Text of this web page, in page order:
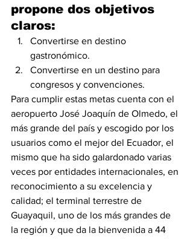
propone dos objetivos
claros:
Convertirse en destino
gastronómico.
Convertirse en un destino para
congresos y convenciones.
Para cumplir estas metas cuenta con el
aeropuerto José Joaquín de Olmedo, el
más grande del país y escogido por los
usuarios como el mejor del Ecuador, el
mismo que ha sido galardonado varias
veces por entidades internacionales, en
reconocimiento a su excelencia y
calidad; el terminal terrestre de
Guayaquil, uno de los más grandes de
la región y que da la bienvenida a 44